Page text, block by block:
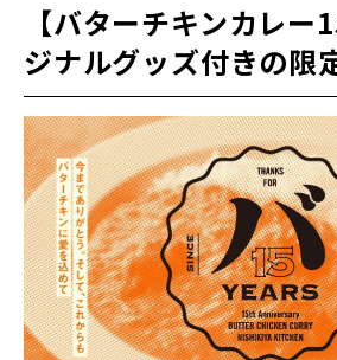
【バターチキンカレー
ジナルグッズ付きの限